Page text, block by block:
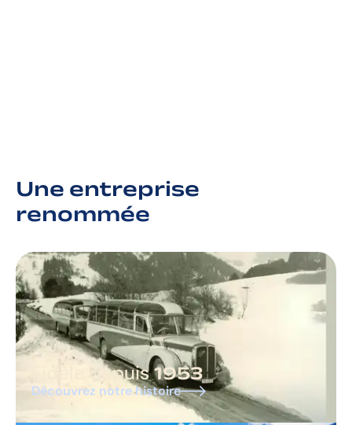
Une entreprise
renommée
Fidèle depuis1953
Découvrez notre histoire